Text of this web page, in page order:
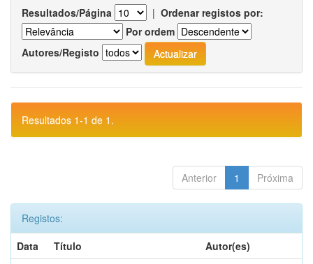
Resultados/Página | Ordenar registos por:
Por ordem
Autores/Registo
Resultados 1-1 de 1.
Anterior 1 Próxima
Registos:
Data
Título
Autor(es)